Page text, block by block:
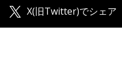
X(旧Twitter)でシェア